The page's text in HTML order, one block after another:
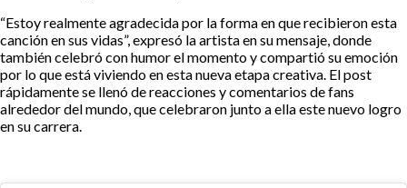
“Estoy realmente agradecida por la forma en que recibieron esta
canción en sus vidas”, expresó la artista en su mensaje, donde
también celebró con humor el momento y compartió su emoción
por lo que está viviendo en esta nueva etapa creativa. El post
rápidamente se llenó de reacciones y comentarios de fans
alrededor del mundo, que celebraron junto a ella este nuevo logro
en su carrera.